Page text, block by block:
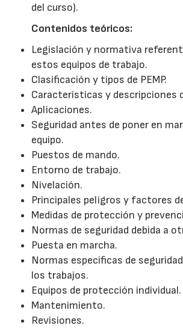
del curso).
Contenidos teóricos:
Legislación y normativa
estos equipos de trabajo.
Clasificación y tipos de PEMP.
Características y descripciones
Aplicaciones.
Seguridad antes de poner en
equipo.
Puestos de mando.
Entorno de trabajo.
Nivelación.
Principales peligros y factores
Medidas de protección y
Normas de seguridad debida a
Puesta en marcha.
Normas especificas de
los trabajos.
Equipos de protección individual.
Mantenimiento.
Revisiones.